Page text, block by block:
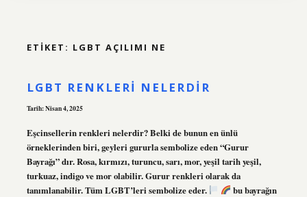
ETIKET: LGBT AÇILIMI NE
LGBT RENKLERI NELERDIR
Tarih: Nisan 4, 2025
Eşcinsellerin renkleri nelerdir? Belki de bunun en ünlü
örneklerinden biri, geyleri gururla sembolize eden “Gurur
Bayrağı” dır. Rosa, kırmızı, turuncu, sarı, mor, yeşil tarih yeşil,
turkuaz, indigo ve mor olabilir. Gurur renkleri olarak da
tanımlanabilir. Tüm LGBT’leri sembolize eder.
bu bayrağın